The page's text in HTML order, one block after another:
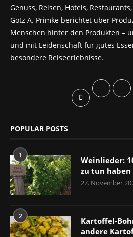
Genuss, Reisen, Hotels,
Götz A. Primke berichtet über
Menschen hinter den Produkten –
und mit Leidenschaft für gutes
besondere Reiseerlebnisse.
POPULAR POSTS
1
Weinlieder:
zu tun haben
27. November
2
Kartoffel-
andere